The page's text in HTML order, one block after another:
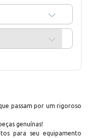
passam por um rigoroso
genuínas!
para seu equipamento